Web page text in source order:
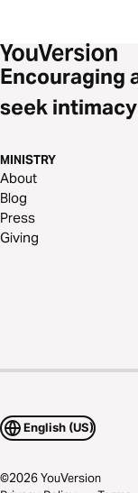
Encouraging
seek
MINISTRY
About
Blog
Press
Giving
English (US)
©2026YouVersion